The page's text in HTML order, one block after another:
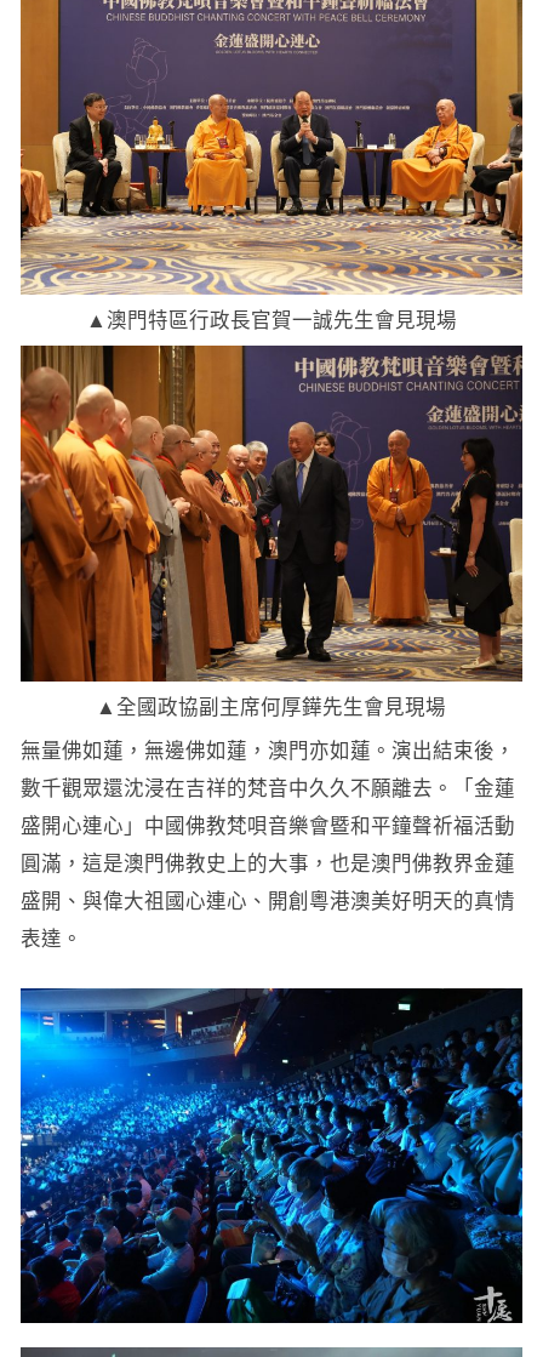
▲澳門特區行政長官賀一誠先生會見現場
▲全國政協副主席何厚鏵先生會見現場
無量佛如蓮，無邊佛如蓮，澳門亦如蓮。演出結束後，
數千觀眾還沈浸在吉祥的梵音中久久不願離去。「金蓮
盛開心連心」中國佛教梵唄音樂會暨和平鐘聲祈福活動
圓滿，這是澳門佛教史上的大事，也是澳門佛教界金蓮
盛開、與偉大祖國心連心、開創粵港澳美好明天的真情
表達。